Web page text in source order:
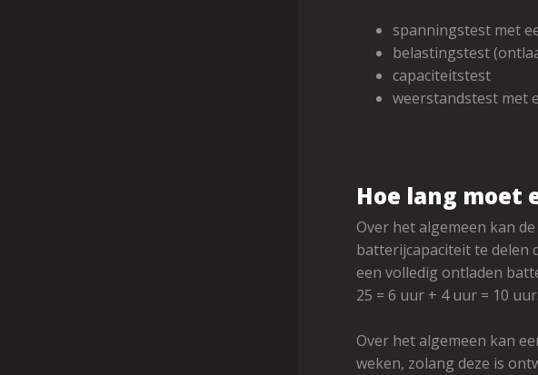
spanningstest met
belastingstest
capaciteitstest
weerstandstest met
Hoe lang moet
Over het algemeen kan
batterijcapaciteit te delen
een volledig ontladen
25 = 6 uur + 4 uur = 10 uur.
Over het algemeen kan
weken, zolang deze is